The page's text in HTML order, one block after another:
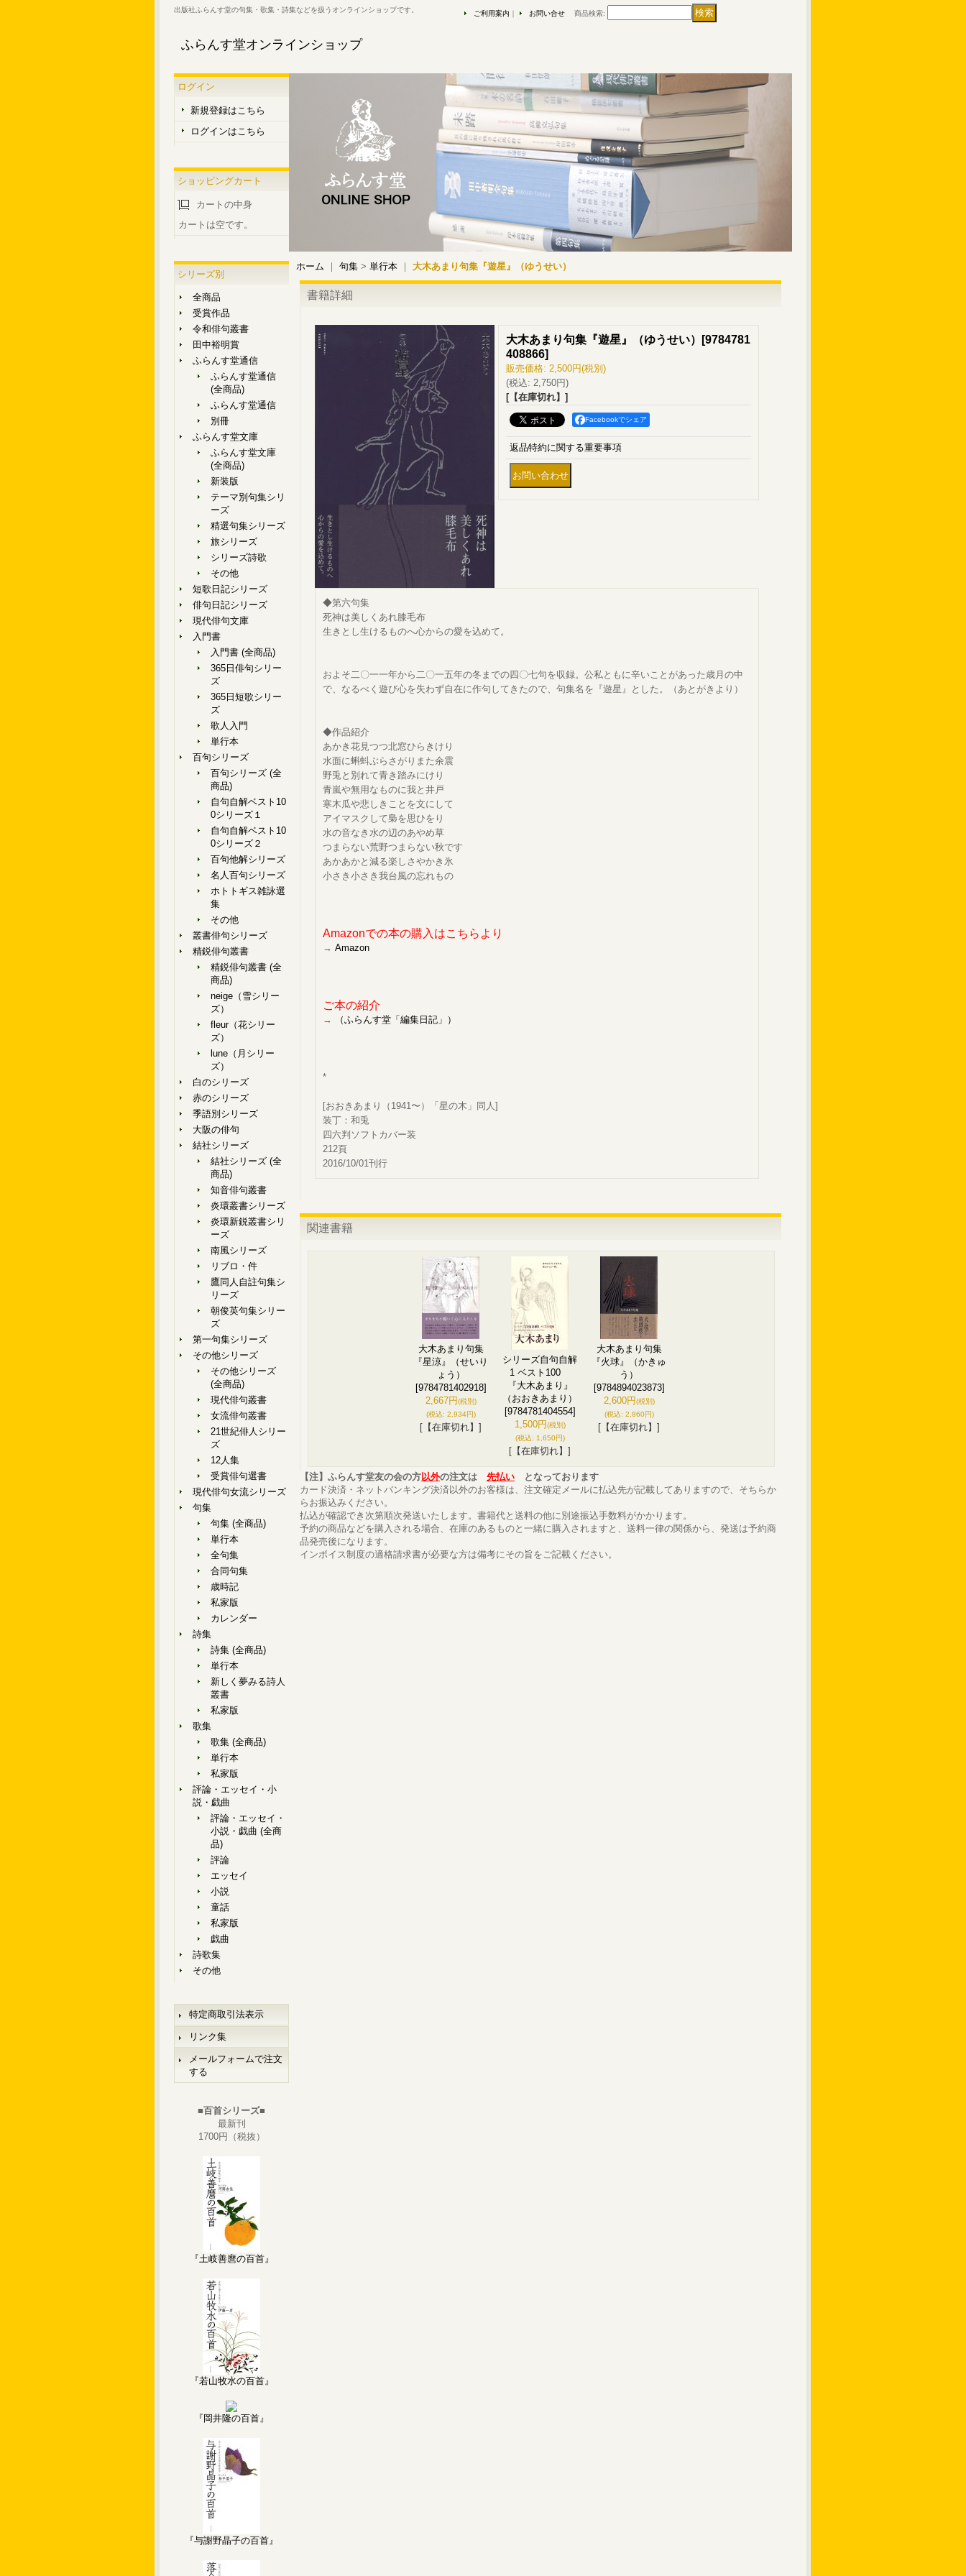
出版社ふらんす堂の句集・歌集・詩集などを扱うオンラインショップです。
ふらんす堂オンラインショップ
ご利用案内 お問い合せ 商品検索:
ログイン
新規登録はこちら
ログインはこちら
ショッピングカート
カートの中身
カートは空です。
シリーズ別
全商品
受賞作品
令和俳句叢書
田中裕明賞
ふらんす堂通信
ふらんす堂通信
(全商品)
ふらんす堂通信
別冊
ふらんす堂文庫
ふらんす堂文庫
(全商品)
新装版
テーマ別句集シリ
ーズ
精選句集シリーズ
旅シリーズ
シリーズ詩歌
その他
短歌日記シリーズ
俳句日記シリーズ
現代俳句文庫
入門書
入門書 (全商品)
365日俳句シリー
ズ
365日短歌シリー
ズ
歌人入門
単行本
百句シリーズ
百句シリーズ (全
商品)
自句自解ベスト10
0シリーズ１
自句自解ベスト10
0シリーズ２
百句他解シリーズ
名人百句シリーズ
ホトトギス雑詠選
集
その他
叢書俳句シリーズ
精鋭俳句叢書
精鋭俳句叢書 (全
商品)
neige（雪シリー
ズ）
fleur（花シリー
ズ）
lune（月シリー
ズ）
白のシリーズ
赤のシリーズ
季語別シリーズ
大阪の俳句
結社シリーズ
結社シリーズ (全
商品)
知音俳句叢書
炎環叢書シリーズ
炎環新鋭叢書シリ
ーズ
南風シリーズ
リブロ・件
鷹同人自註句集シ
リーズ
朝俊英句集シリー
ズ
第一句集シリーズ
その他シリーズ
その他シリーズ
(全商品)
現代俳句叢書
女流俳句叢書
21世紀俳人シリー
ズ
12人集
受賞俳句選書
現代俳句女流シリーズ
句集
句集 (全商品)
単行本
全句集
合同句集
歳時記
私家版
カレンダー
詩集
詩集 (全商品)
単行本
新しく夢みる詩人
叢書
私家版
歌集
歌集 (全商品)
単行本
私家版
評論・エッセイ・小
説・戯曲
評論・エッセイ・
小説・戯曲 (全商
品)
評論
エッセイ
小説
童話
私家版
戯曲
詩歌集
その他
特定商取引法表示
リンク集
メールフォームで注文
する
■百首シリーズ■
最新刊
1700円（税抜）
『土岐善麿の百首』
『若山牧水の百首』
『岡井隆の百首』
『与謝野晶子の百首』
ホーム ｜ 句集 > 単行本 ｜ 大木あまり句集『遊星』（ゆうせい）
書籍詳細
大木あまり句集『遊星』（ゆうせい） [9784781
408866]
販売価格: 2,500円(税別)
(税込: 2,750円)
[【在庫切れ】]
Facebookでシェア
返品特約に関する重要事項
◆第六句集
死神は美しくあれ膝毛布
生きとし生けるものへ心からの愛を込めて。
およそ二〇一一年から二〇一五年の冬までの四〇七句を収録。公私ともに辛いことがあった歳月の中
で、なるべく遊び心を失わず自在に作句してきたので、句集名を『遊星』とした。（あとがきより）
◆作品紹介
あかき花見つつ北窓ひらきけり
水面に蝌蚪ぶらさがりまた余震
野兎と別れて青き踏みにけり
青嵐や無用なものに我と井戸
寒木瓜や悲しきことを文にして
アイマスクして梟を思ひをり
水の音なき水の辺のあやめ草
つまらない荒野つまらない秋です
あかあかと減る楽しさやかき氷
小さき小さき我台風の忘れもの
Amazonでの本の購入はこちらより
→ Amazon
ご本の紹介
→ （ふらんす堂「編集日記」）
*
[おおきあまり（1941〜）「星の木」同人]
装丁：和兎
四六判ソフトカバー装
212頁
2016/10/01刊行
関連書籍
大木あまり句集
『星涼』（せいり
ょう）
[9784781402918]
2,667円(税別)
(税込: 2,934円)
[【在庫切れ】]
シリーズ自句自解
1 ベスト100
『大木あまり』
（おおきあまり）
[9784781404554]
1,500円(税別)
(税込: 1,650円)
[【在庫切れ】]
大木あまり句集
『火球』（かきゅ
う）
[9784894023873]
2,600円(税別)
(税込: 2,860円)
[【在庫切れ】]
【注】ふらんす堂友の会の方以外の注文は 先払い となっております
カード決済・ネットバンキング決済以外のお客様は、注文確定メールに払込先が記載してありますので、そちらか
らお振込みください。
払込が確認でき次第順次発送いたします。書籍代と送料の他に別途振込手数料がかかります。
予約の商品などを購入される場合、在庫のあるものと一緒に購入されますと、送料一律の関係から、発送は予約商
品発売後になります。
インボイス制度の適格請求書が必要な方は備考にその旨をご記載ください。